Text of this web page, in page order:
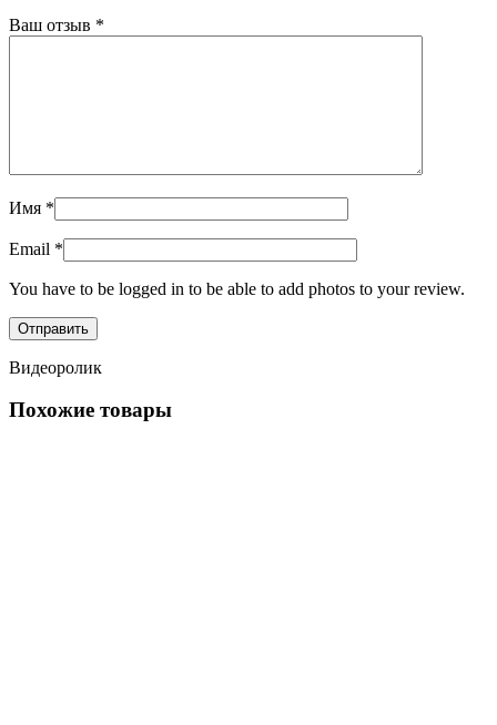
Ваш отзыв *
Имя *
Email *
You have to be logged in to be able to add photos to your review.
Видеоролик
Похожие товары